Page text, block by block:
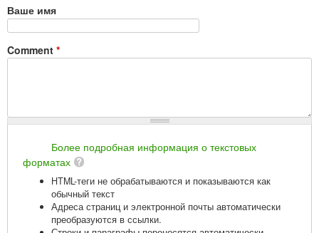
Ваше имя
Comment *
Более подробная информация о текстовых
форматах
HTML-теги не обрабатываются и показываются как
обычный текст
Адреса страниц и электронной почты автоматически
преобразуются в ссылки.